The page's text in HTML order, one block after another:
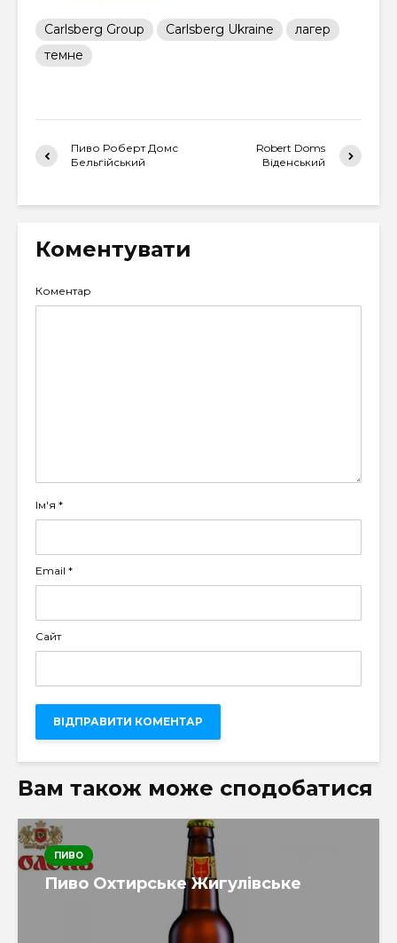
Carlsberg Group Carlsberg Ukraine
лагер
темне
Пиво Роберт Домс
Бельгійський
Robert Doms
Віденський
Коментувати
Коментар
Ім'я *
Email *
Сайт
Вам також може сподобатися
ПИВО
Пиво Охтирське Жигулівське